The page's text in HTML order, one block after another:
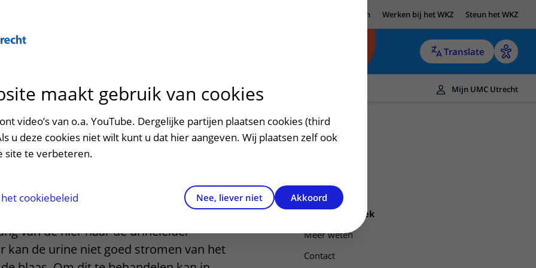
Research Werken bij het WKZ Steun het WKZ
Translate
met kinderen en ouders
en rechten
en route
en route
plattegrond
Mijn UMC Utrecht
Pyelumplastiek
Meer weten
Contact
vastgesteld. Bij een UPJ
van de nier naar de urineleider
kan de urine niet goed stromen van het
maakt gebruik van cookies
video’s van o.a. YouTube. Dergelijke partijen plaatsen cookies (third
u deze cookies niet wilt kunt u dat hier aangeven. Wij plaatsen zelf ook
site te verbeteren.
cookiebeleid Nee, liever niet Akkoord